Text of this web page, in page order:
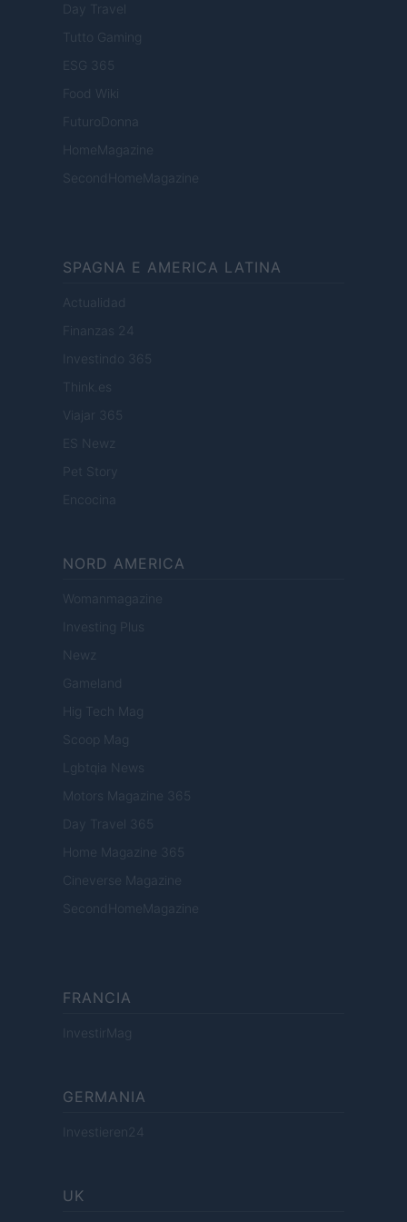
Day Travel
Tutto Gaming
ESG 365
Food Wiki
FuturoDonna
HomeMagazine
SecondHomeMagazine
SPAGNA E AMERICA LATINA
Actualidad
Finanzas 24
Investindo 365
Think.es
Viajar 365
ES Newz
Pet Story
Encocina
NORD AMERICA
Womanmagazine
Investing Plus
Newz
Gameland
Hig Tech Mag
Scoop Mag
Lgbtqia News
Motors Magazine 365
Day Travel 365
Home Magazine 365
Cineverse Magazine
SecondHomeMagazine
FRANCIA
InvestirMag
GERMANIA
Investieren24
UK